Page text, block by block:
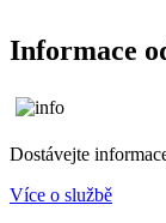
Informace
Dostávejte
Více o službě